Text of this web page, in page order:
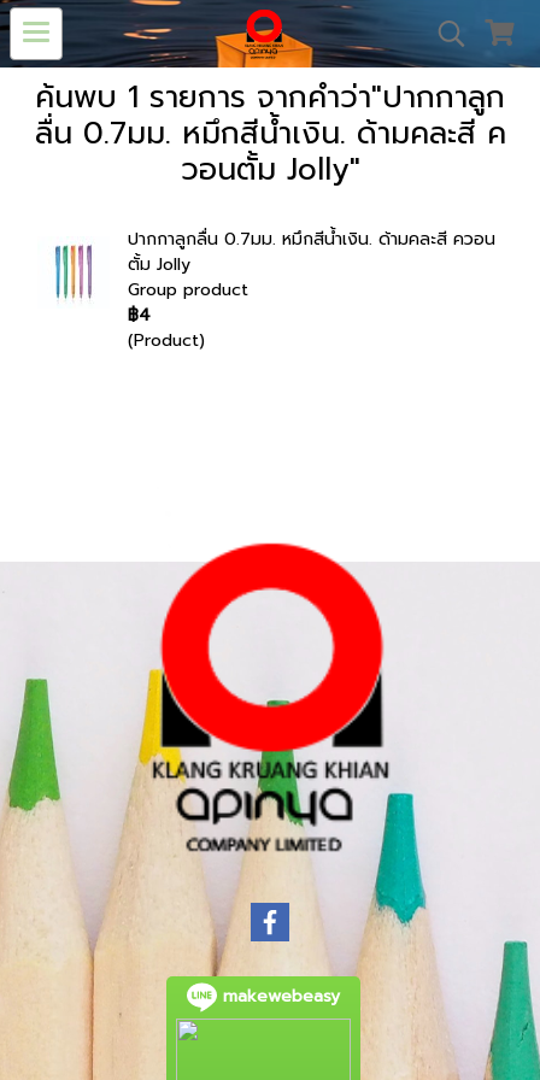
ค้นพบ 1 รายการ จากคำว่า"ปากกาลูก
ลื่น 0.7มม. หมึกสีน้ำเงิน. ด้ามคละสี ค
วอนตั้ม Jolly"
ปากกาลูกลื่น 0.7มม. หมึกสีน้ำเงิน. ด้ามคละสี ควอน
ตั้ม Jolly
Group product
฿4
(Product)
makewebeasy